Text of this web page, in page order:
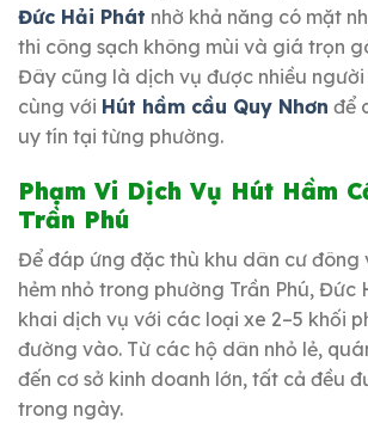
Đức Hải Phát nhờ khả năng có mặt
thi công sạch không mùi và giá trọn
Đây cũng là dịch vụ được nhiều
cùng với Hút hầm cầu Quy Nhơn để
uy tín tại từng phường.
Phạm Vi Dịch Vụ Hút Hầm
Trần Phú
Để đáp ứng đặc thù khu dân cư đông
hẻm nhỏ trong phường Trần Phú, Đức
khai dịch vụ với các loại xe 2–5 khối
đường vào. Từ các hộ dân nhỏ lẻ,
đến cơ sở kinh doanh lớn, tất cả đều
trong ngày.